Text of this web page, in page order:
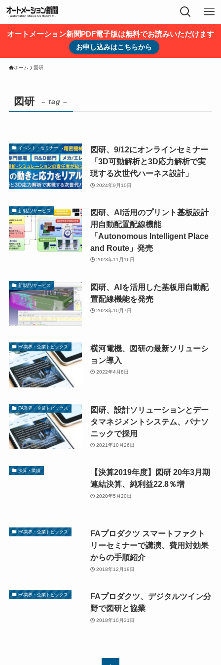
オートメーション新聞PDF電子版は無料でお読みいただけます
お申し込みはこちらから
ホーム 図研
図研 – tag –
イベント・セミナー
図研、9/12にオンラインセミナー
「3D可動解析と3D応力解析で実
現する次世代ハーネス設計」
2024年9月10日
新製品/サービス
図研、AI活用のプリント基板設計
用自動配置配線機能
「Autonomous Intelligent Place
and Route」発売
2023年11月16日
新製品/サービス
図研、AIを活用した基板用自動配
置配線機能を発売
2023年10月7日
FA業界・企業トピックス
横河電機、図研の最新ソリューシ
ョン導入
2022年4月8日
FA業界・企業トピックス
図研、設計ソリューションとデー
タマネジメントシステム、パナソ
ニックで採用
2021年10月26日
決算・業績
【決算2019年度】図研 20年3月期
連結決算、純利益22.8％増
2020年5月20日
FA業界・企業トピックス
FAプロダクツ スマートファクト
リーセミナーで講演、費用対効果
からの手順紹介
2018年12月19日
FA業界・企業トピックス
FAプロダクツ、デジタルツイン分
野で図研と協業
2018年10月31日